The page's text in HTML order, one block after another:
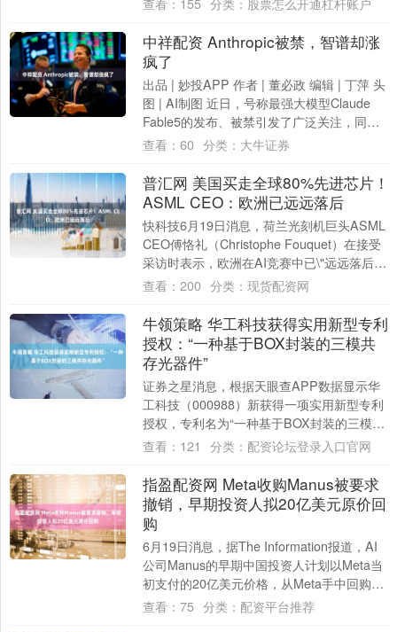
查看： 155 分类： 股票怎么开通杠杆账户
中祥配资 Anthropic被禁，智谱却涨
疯了
出品 | 妙投APP 作者 | 董必政 编辑 | 丁萍 头
图 | AI制图 近日，号称最强大模型Claude
Fable5的发布、被禁引发了广泛关注，同样
冲击了....
查看： 60 分类： 大牛证券
普汇网 美国买走全球80%先进芯片！
ASML CEO：欧洲已远远落后
快科技6月19日消息，荷兰光刻机巨头ASML
CEO傅恪礼（Christophe Fouquet）在接受
采访时表示，欧洲在AI竞赛中已\"远远落后
\"。 傅恪礼....
查看： 200 分类： 现货配资网
牛领策略 华工科技获得实用新型专利
授权：“一种基于BOX封装的三模共
存光器件”
证券之星消息，根据天眼查APP数据显示华
工科技（000988）新获得一项实用新型专利
授权，专利名为“一种基于BOX封装的三模共
存光器件”，专利申请号为CN202....
查看： 121 分类： 配资论坛登录入口官网
指盈配资网 Meta收购Manus被要求
撤销，早期投资人拟20亿美元原价回
购
6月19日消息，据The Information报道，AI
公司Manus的早期中国投资人计划以Meta当
初支付的20亿美元价格，从Meta手中回购
Manus，以....
查看： 75 分类： 配资平台推荐